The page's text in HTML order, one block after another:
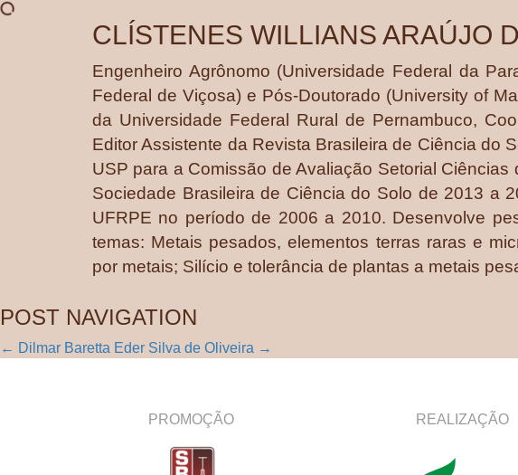
CLÍSTENES WILLIANS ARAÚJO
Engenheiro Agrônomo (Universidade Federal da
Federal de Viçosa) e Pós-Doutorado (University of
da Universidade Federal Rural de Pernambuco,
Editor Assistente da Revista Brasileira de Ciência do
USP para a Comissão de Avaliação Setorial
Sociedade Brasileira de Ciência do Solo de 2013 a
UFRPE no período de 2006 a 2010. Desenvolve
temas: Metais pesados, elementos terras raras e
por metais; Silício e tolerância de plantas a metais
POST NAVIGATION
← Dilmar Baretta Eder Silva de Oliveira →
PROMOÇÃO REALIZAÇÃO